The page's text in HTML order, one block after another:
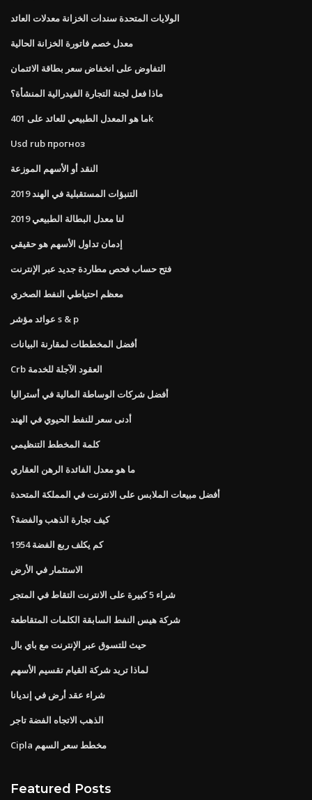
الولايات المتحدة سندات الخزانة معدلات العائد
معدل خصم فاتورة الخزانة الحالية
التفاوض على انخفاض سعر بطاقة الائتمان
ماذا فعل لجنة التجارة الفيدرالية المنشأة؟
ما هو المعدل الطبيعي للعائد على 401k
Usd rub прогноз
النقد أو الأسهم الموزعة
التنبؤات المستقبلية في الهند 2019
لنا معدل البطالة الطبيعي 2019
إدمان تداول الأسهم هو حقيقي
فتح حساب فحص مطاردة جديد عبر الإنترنت
معظم احتياطي النفط الصخري
عوائد مؤشر s & p
أفضل المخططات لمقارنة البيانات
Crb العقود الآجلة للخدمة
أفضل شركات الوساطة المالية في أستراليا
أدنى سعر للنفط الحيوي في الهند
كلمة المخطط التنظيمي
ما هو معدل الفائدة الرهن العقاري
أفضل مبيعات الملابس على الانترنت في المملكة المتحدة
كيف تجارة الذهب والفضة؟
كم يكلف ربع الفضة 1954
الاستثمار في الأرض
شراء 5 كبيرة على الانترنت التقاط في المتجر
شركة هيس النفط السابقة الكلمات المتقاطعة
حيث للتسوق عبر الإنترنت مع باي بال
لماذا تريد شركة القيام تقسيم الأسهم
شراء عقد أرض في إنديانا
الذهب الاتجاه الفضة تاجر
Cipla مخطط سعر السهم
Featured Posts